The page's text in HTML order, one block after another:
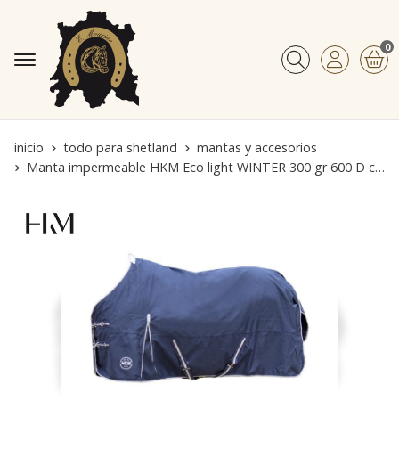
Buscar
0
inicio todo para shetland
mantas y accesorios
Manta impermeable HKM Eco light WINTER 300 gr 600 D color azul marino